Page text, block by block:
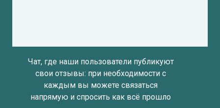
Чат, где наши пользователи публикуют
свои отзывы: при необходимости с
каждым вы можете связаться
напрямую и спросить как всё прошло